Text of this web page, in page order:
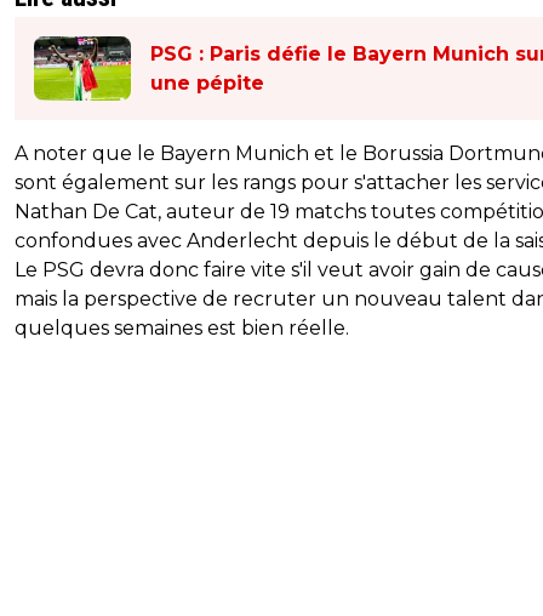
PSG : Paris défie le Bayern Munich
une pépite
A noter que le Bayern Munich et le Borussia
sont également sur les rangs pour s'attacher les
Nathan De Cat, auteur de 19 matchs toutes
confondues avec Anderlecht depuis le début de la
Le PSG devra donc faire vite s'il veut avoir gain de
mais la perspective de recruter un nouveau talent
quelques semaines est bien réelle.